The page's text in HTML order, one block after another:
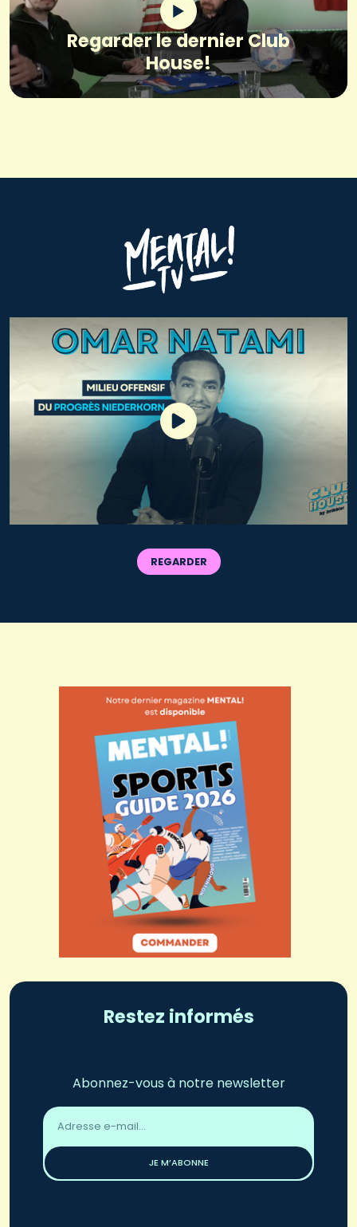
Regarder le dernier Club
House!
REGARDER
Restez informés
Abonnez-vous à notre newsletter
Adresse
email
JE M’ABONNE